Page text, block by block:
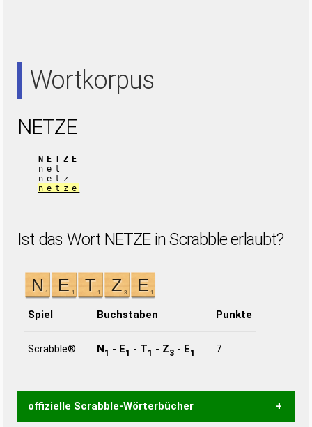
Wortkorpus
NETZE
NETZE
net
netz
netze
Ist das Wort NETZE in Scrabble erlaubt?
Spiel Buchstaben Punkte
Scrabble® N1 - E1 - T1 - Z3 - E1 7
offizielle Scrabble-Wörterbücher